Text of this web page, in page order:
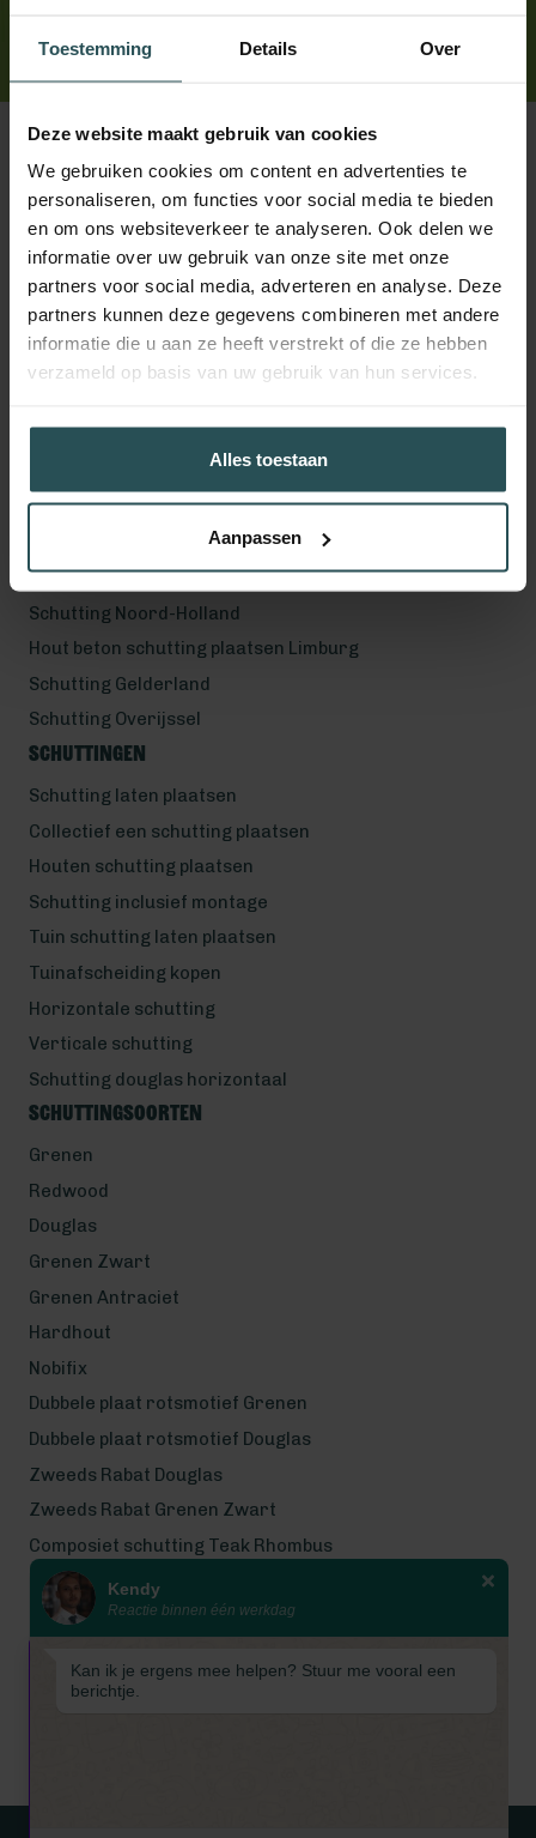
Toestemming Details Over
Deze website maakt gebruik van cookies
We gebruiken cookies om content en advertenties te
personaliseren, om functies voor social media te bieden
en om ons websiteverkeer te analyseren. Ook delen we
informatie over uw gebruik van onze site met onze
partners voor social media, adverteren en analyse. Deze
partners kunnen deze gegevens combineren met andere
informatie die u aan ze heeft verstrekt of die ze hebben
verzameld op basis van uw gebruik van hun services.
Alles toestaan
Aanpassen
Wij zijn even met bouwvak! Van 7
tot en met 16 augustus is
Handig toch?
Volg ons!
Hout beton schutting plaatsen Vught
Hout beton schutting plaatsen Den Bosch
Hout beton schutting plaatsen Uden
Schutting Noord-Brabant
Schutting Zuid-Holland
Schutting Noord-Holland
Hout beton schutting plaatsen Limburg
Schutting Gelderland
Schutting Overijssel
Schuttingen
Schutting laten plaatsen
Collectief een schutting plaatsen
Houten schutting plaatsen
Schutting inclusief montage
Tuin schutting laten plaatsen
Tuinafscheiding kopen
Horizontale schutting
Verticale schutting
Schutting douglas horizontaal
Schuttingsoorten
Grenen
Redwood
Douglas
Grenen Zwart
Grenen Antraciet
Hardhout
Nobifix
Dubbele plaat rotsmotief Grenen
Dubbele plaat rotsmotief Douglas
Zweeds Rabat Douglas
Zweeds Rabat Grenen Zwart
Composiet schutting Teak Rhombus
Wij werken met eerlijke
gecertificeerde houtsoorten
Kendy
Reactie binnen één werkdag
Kan ik je ergens mee helpen? Stuur me vooral een
berichtje.